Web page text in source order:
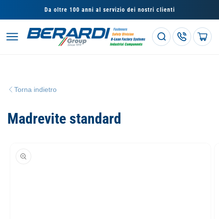
direttamente
ai contenuti
Da oltre 100 anni al servizio dei nostri clienti
Carrello
Torna indietro
Madrevite standard
sul prodotto